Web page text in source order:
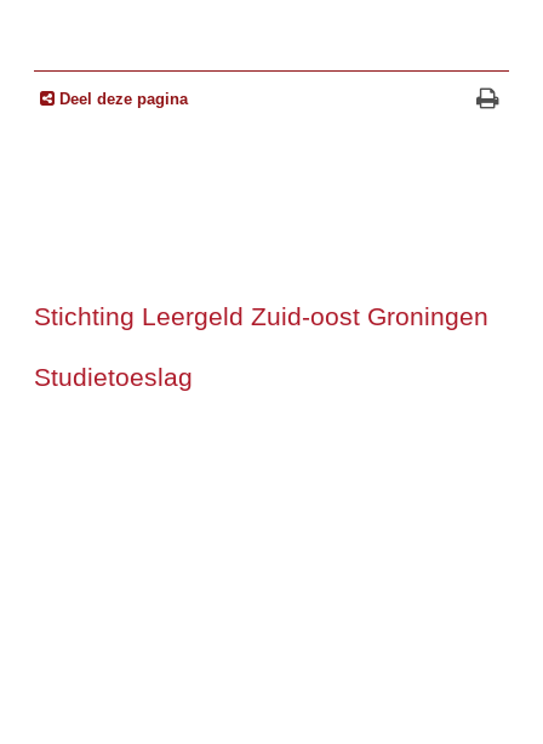
Deel deze pagina
Stichting Leergeld Zuid-oost Groningen
Studietoeslag